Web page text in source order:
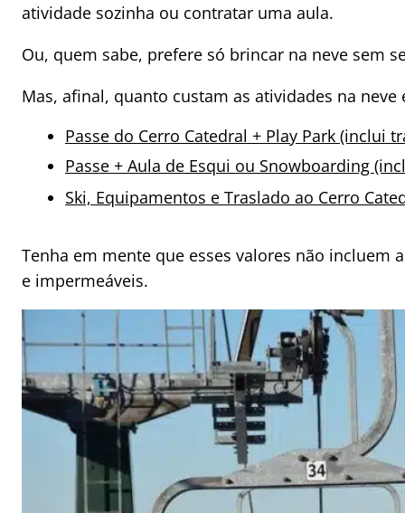
atividade sozinha ou contratar uma aula.
Ou, quem sabe, prefere só brincar na neve sem
Mas, afinal, quanto custam as atividades na neve
Passe do Cerro Catedral + Play Park (inclui
Passe + Aula de Esqui ou Snowboarding
Ski, Equipamentos e Traslado ao Cerro
Tenha em mente que esses valores não incluem
e impermeáveis.